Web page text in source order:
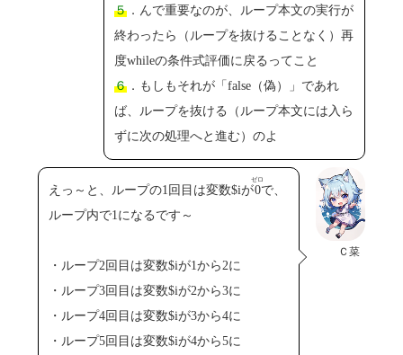
５．んで重要なのが、ループ本文の実行が
終わったら（ループを抜けることなく）再
度whileの条件式評価に戻るってこと
６．もしもそれが「false（偽）」であれ
ば、ループを抜ける（ループ本文には入ら
ずに次の処理へと進む）のよ
Ｃ菜
えっ～と、ループの1回目は変数$iが0
ゼロ
で、
ループ内で1になるです～
・ループ2回目は変数$iが1から2に
・ループ3回目は変数$iが2から3に
・ループ4回目は変数$iが3から4に
・ループ5回目は変数$iが4から5に